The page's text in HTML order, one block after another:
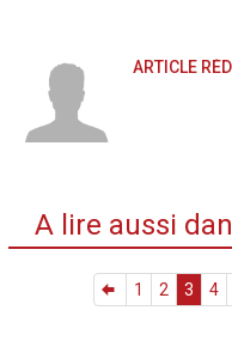
ARTICLE
A lire aussi
1 2 3 4